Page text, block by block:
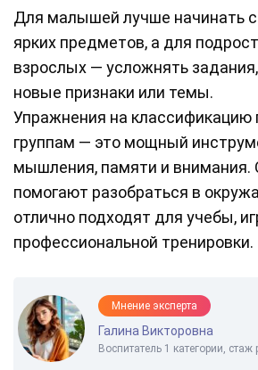
Для малышей лучше начинать с
ярких предметов, а для
взрослых — усложнять
новые признаки или темы.
Упражнения на классификацию
группам — это мощный
мышления, памяти и внимания.
помогают разобраться в
отлично подходят для учебы,
профессиональной тренировки.
Мнение эксперта
Галина Викторовна
Воспитатель 1 категории, стаж